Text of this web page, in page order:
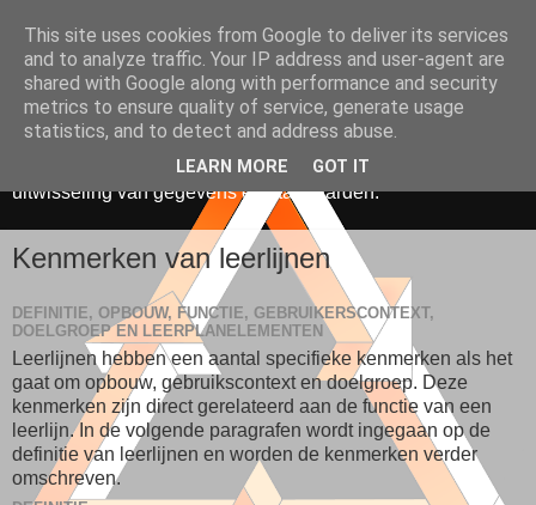
Media, Onderwijs &
Innovatie
De toepassing van ICT in onderwijs. Gericht op hergebruik,
uitwisseling van gegevens en standaarden.
Kenmerken van leerlijnen
DEFINITIE, OPBOUW, FUNCTIE, GEBRUIKERSCONTEXT,
DOELGROEP EN LEERPLANELEMENTEN
Leerlijnen hebben een aantal specifieke kenmerken als het
gaat om opbouw, gebruikscontext en doelgroep. Deze
kenmerken zijn direct gerelateerd aan de functie van een
leerlijn. In de volgende paragrafen wordt ingegaan op de
definitie van leerlijnen en worden de kenmerken verder
omschreven.
This site uses cookies from Google to deliver its services
and to analyze traffic. Your IP address and user-agent are
shared with Google along with performance and security
metrics to ensure quality of service, generate usage
statistics, and to detect and address abuse.
LEARN MORE GOT IT